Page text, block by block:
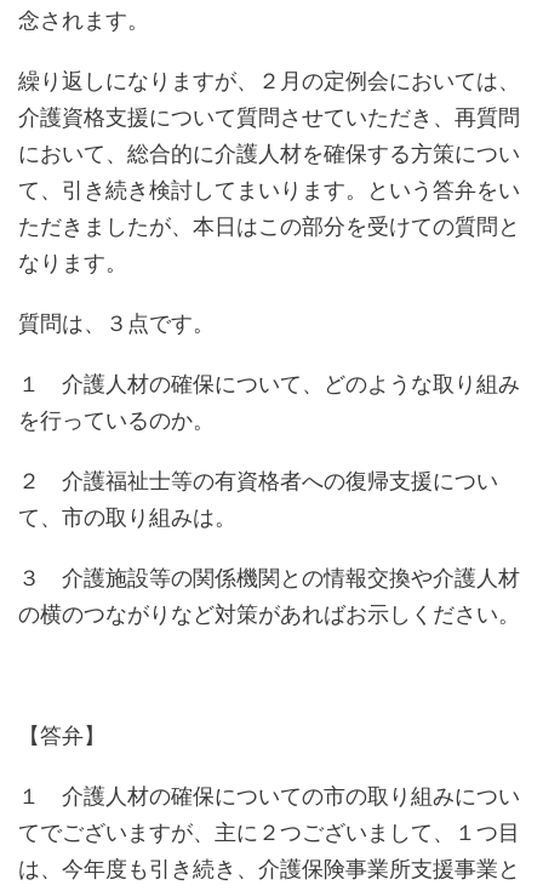
念されます。
繰り返しになりますが、２月の定例会においては、
介護資格支援について質問させていただき、再質問
において、総合的に介護人材を確保する方策につい
て、引き続き検討してまいります。という答弁をい
ただきましたが、本日はこの部分を受けての質問と
なります。
質問は、３点です。
１ 介護人材の確保について、どのような取り組み
を行っているのか。
２ 介護福祉士等の有資格者への復帰支援につい
て、市の取り組みは。
３ 介護施設等の関係機関との情報交換や介護人材
の横のつながりなど対策があればお示しください。
【答弁】
１ 介護人材の確保についての市の取り組みについ
てでございますが、主に２つございまして、１つ目
は、今年度も引き続き、介護保険事業所支援事業と